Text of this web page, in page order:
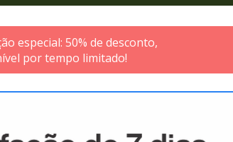
especial: 50% de desconto,
por tempo limitado!